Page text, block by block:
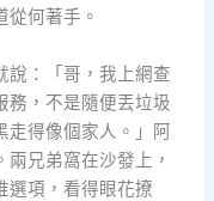
何著手。
說：「哥，我上網查
務，不是隨便丟垃圾
走得像個家人。」阿
兄弟窩在沙發上，
選項，看得眼花撩